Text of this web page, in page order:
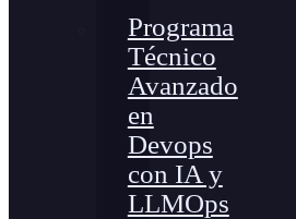
Programa
Técnico
Avanzado
en
Devops
con IA y
LLMOps